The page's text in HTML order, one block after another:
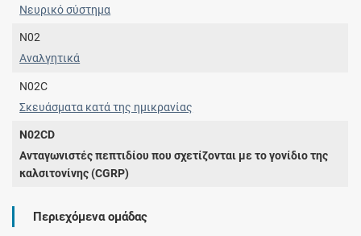
Νευρικό σύστημα
N02
Αναλγητικά
N02C
Σκευάσματα κατά της ημικρανίας
N02CD
Ανταγωνιστές πεπτιδίου που σχετίζονται με το γονίδιο της
καλσιτονίνης (CGRP)
Περιεχόμενα ομάδας